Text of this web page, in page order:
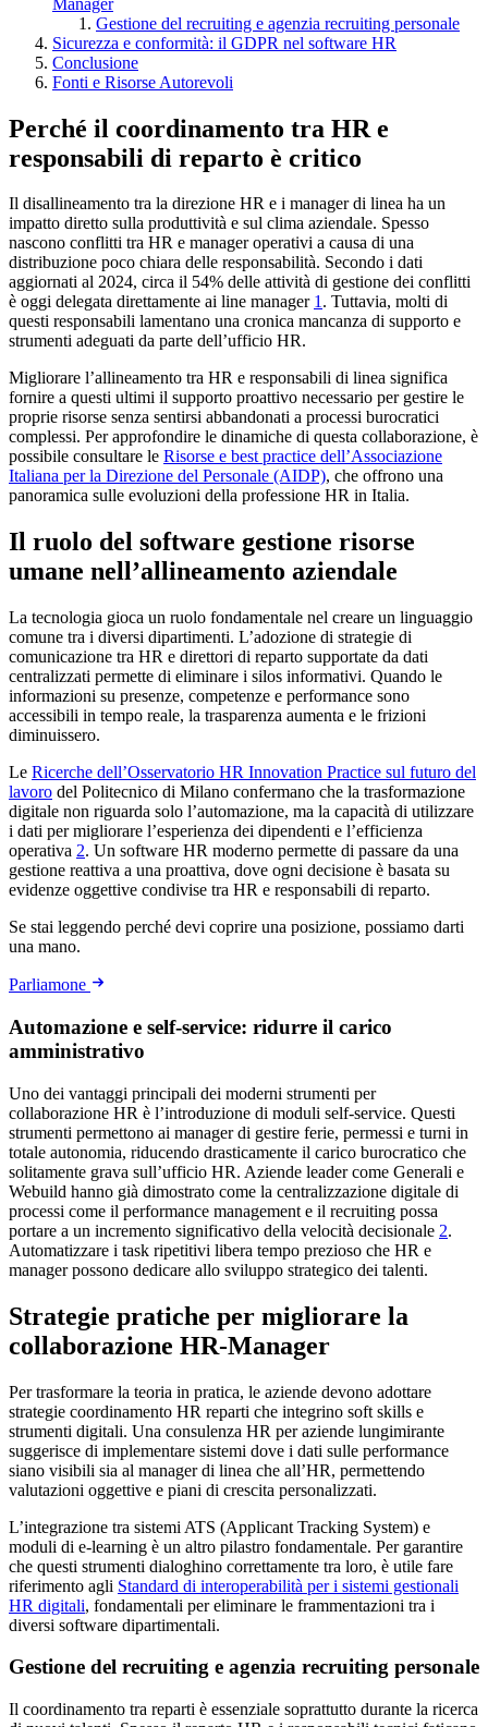
Gestione del recruiting e agenzia recruiting personale
Sicurezza e conformità: il GDPR nel software HR
Conclusione
Fonti e Risorse Autorevoli
Perché il coordinamento tra HR e
responsabili di reparto è critico
Il disallineamento tra la direzione HR e i manager di linea ha un
impatto diretto sulla produttività e sul clima aziendale. Spesso
nascono conflitti tra HR e manager operativi a causa di una
distribuzione poco chiara delle responsabilità. Secondo i dati
aggiornati al 2024, circa il 54% delle attività di gestione dei conflitti
è oggi delegata direttamente ai line manager 1. Tuttavia, molti di
questi responsabili lamentano una cronica mancanza di supporto e
strumenti adeguati da parte dell’ufficio HR.
Migliorare l’allineamento tra HR e responsabili di linea significa
fornire a questi ultimi il supporto proattivo necessario per gestire le
proprie risorse senza sentirsi abbandonati a processi burocratici
complessi. Per approfondire le dinamiche di questa collaborazione, è
possibile consultare le Risorse e best practice dell’Associazione
Italiana per la Direzione del Personale (AIDP), che offrono una
panoramica sulle evoluzioni della professione HR in Italia.
Il ruolo del software gestione risorse
umane nell’allineamento aziendale
La tecnologia gioca un ruolo fondamentale nel creare un linguaggio
comune tra i diversi dipartimenti. L’adozione di strategie di
comunicazione tra HR e direttori di reparto supportate da dati
centralizzati permette di eliminare i silos informativi. Quando le
informazioni su presenze, competenze e performance sono
accessibili in tempo reale, la trasparenza aumenta e le frizioni
diminuissero.
Le Ricerche dell’Osservatorio HR Innovation Practice sul futuro del
lavoro del Politecnico di Milano confermano che la trasformazione
digitale non riguarda solo l’automazione, ma la capacità di utilizzare
i dati per migliorare l’esperienza dei dipendenti e l’efficienza
operativa 2. Un software HR moderno permette di passare da una
gestione reattiva a una proattiva, dove ogni decisione è basata su
evidenze oggettive condivise tra HR e responsabili di reparto.
Se stai leggendo perché devi coprire una posizione, possiamo darti
una mano.
Parliamone
Automazione e self-service: ridurre il carico
amministrativo
Uno dei vantaggi principali dei moderni strumenti per
collaborazione HR è l’introduzione di moduli self-service. Questi
strumenti permettono ai manager di gestire ferie, permessi e turni in
totale autonomia, riducendo drasticamente il carico burocratico che
solitamente grava sull’ufficio HR. Aziende leader come Generali e
Webuild hanno già dimostrato come la centralizzazione digitale di
processi come il performance management e il recruiting possa
portare a un incremento significativo della velocità decisionale 2.
Automatizzare i task ripetitivi libera tempo prezioso che HR e
manager possono dedicare allo sviluppo strategico dei talenti.
Strategie pratiche per migliorare la
collaborazione HR-Manager
Per trasformare la teoria in pratica, le aziende devono adottare
strategie coordinamento HR reparti che integrino soft skills e
strumenti digitali. Una consulenza HR per aziende lungimirante
suggerisce di implementare sistemi dove i dati sulle performance
siano visibili sia al manager di linea che all’HR, permettendo
valutazioni oggettive e piani di crescita personalizzati.
L’integrazione tra sistemi ATS (Applicant Tracking System) e
moduli di e-learning è un altro pilastro fondamentale. Per garantire
che questi strumenti dialoghino correttamente tra loro, è utile fare
riferimento agli Standard di interoperabilità per i sistemi gestionali
HR digitali, fondamentali per eliminare le frammentazioni tra i
diversi software dipartimentali.
Gestione del recruiting e agenzia recruiting personale
Il coordinamento tra reparti è essenziale soprattutto durante la ricerca